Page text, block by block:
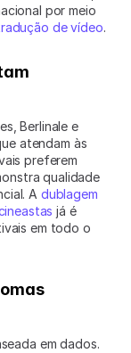
por meio
de vídeo.
Berlinale e
atendam às
preferem
qualidade
A dublagem
já é
em todo o
em dados.